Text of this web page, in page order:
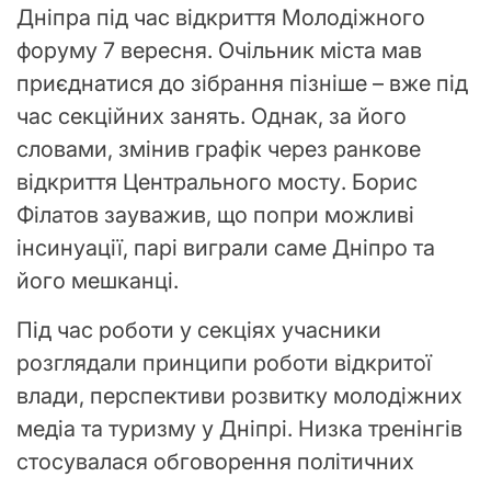
Дніпра під час відкриття Молодіжного
форуму 7 вересня. Очільник міста мав
приєднатися до зібрання пізніше – вже під
час секційних занять. Однак, за його
словами, змінив графік через ранкове
відкриття Центрального мосту. Борис
Філатов зауважив, що попри можливі
інсинуації, парі виграли саме Дніпро та
його мешканці.
Під час роботи у секціях учасники
розглядали принципи роботи відкритої
влади, перспективи розвитку молодіжних
медіа та туризму у Дніпрі. Низка тренінгів
стосувалася обговорення політичних